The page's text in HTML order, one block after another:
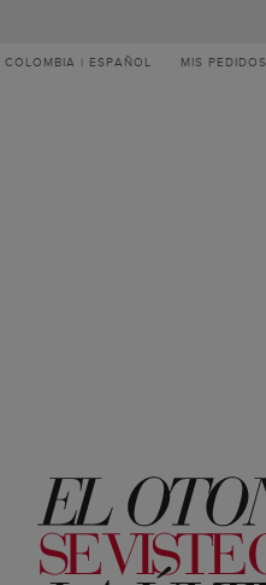
COLOMBIA | ESPAÑOL MIS PEDIDOS